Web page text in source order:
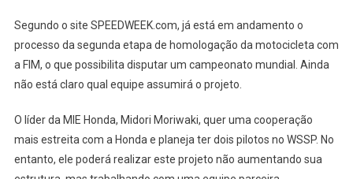
Segundo o site SPEEDWEEK.com, já está em andamento o
processo da segunda etapa de homologação da motocicleta com
a FIM, o que possibilita disputar um campeonato mundial. Ainda
não está claro qual equipe assumirá o projeto.
O líder da MIE Honda, Midori Moriwaki, quer uma cooperação
mais estreita com a Honda e planeja ter dois pilotos no WSSP. No
entanto, ele poderá realizar este projeto não aumentando sua